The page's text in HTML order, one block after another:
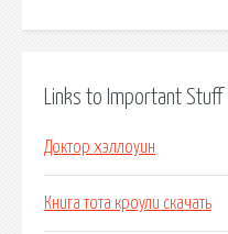
Links to Important Stuff
Доктор хэллоуин
Книга тота кроули скачать